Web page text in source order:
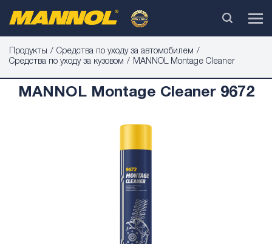
Продукты
Средства по уходу за автомобилем
Средства по уходу за кузовом
MANNOL Montage Cleaner
MANNOL Montage Cleaner 9672